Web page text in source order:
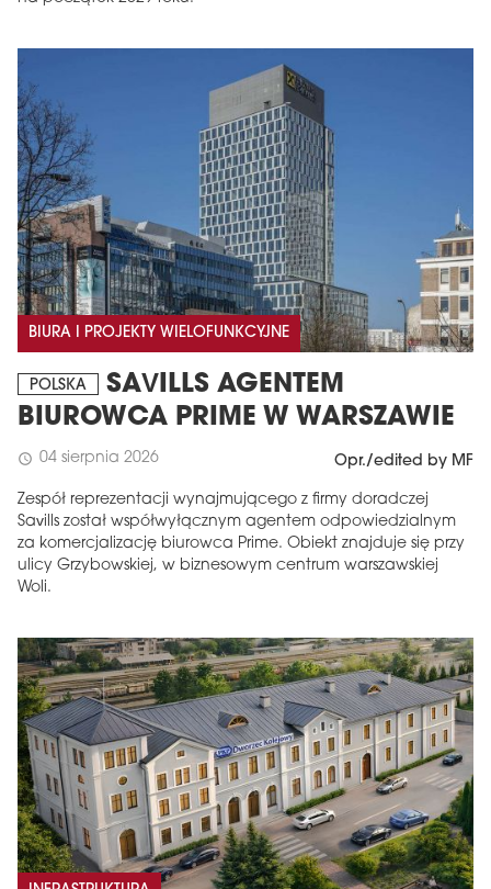
BIURA I PROJEKTY WIELOFUNKCYJNE
POLSKA
SAVILLS AGENTEM
BIUROWCA PRIME W WARSZAWIE
schedule 04 sierpnia 2026 Opr./edited by MF
Zespół reprezentacji wynajmującego z firmy doradczej
Savills został współwyłącznym agentem odpowiedzialnym
za komercjalizację biurowca Prime. Obiekt znajduje się przy
ulicy Grzybowskiej, w biznesowym centrum warszawskiej
Woli.